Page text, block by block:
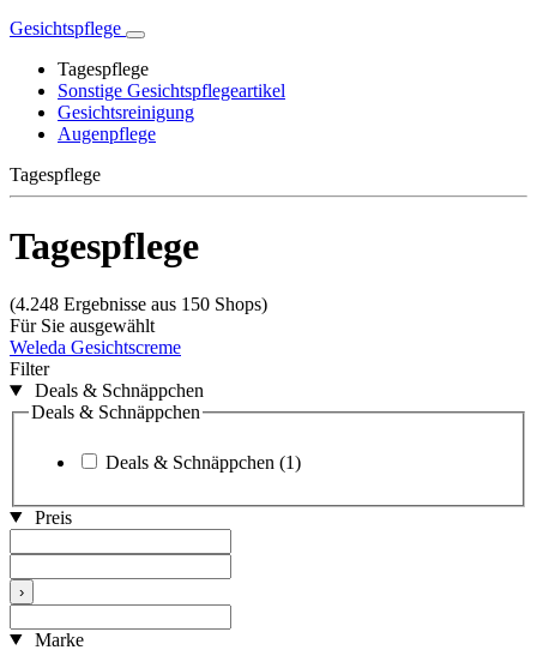
Gesichtspflege
Tagespflege
Sonstige Gesichtspflegeartikel
Gesichtsreinigung
Augenpflege
Tagespflege
Tagespflege
(4.248 Ergebnisse aus 150 Shops)
Für Sie ausgewählt
Weleda Gesichtscreme
Filter
Deals & Schnäppchen
Deals & Schnäppchen
Deals & Schnäppchen (1)
Preis
›
Marke